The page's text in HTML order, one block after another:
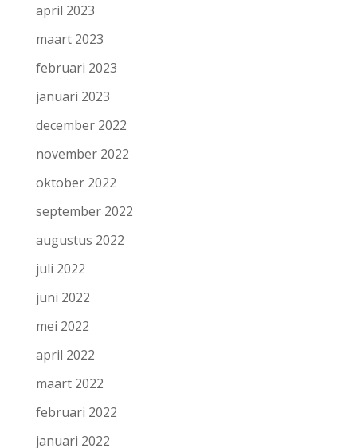
april 2023
maart 2023
februari 2023
januari 2023
december 2022
november 2022
oktober 2022
september 2022
augustus 2022
juli 2022
juni 2022
mei 2022
april 2022
maart 2022
februari 2022
januari 2022